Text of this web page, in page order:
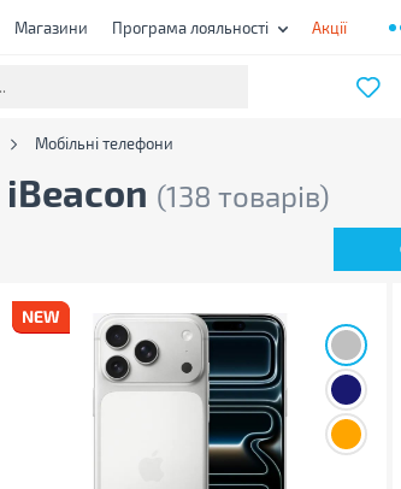
Магазини Програма лояльності Акції
Мобільні телефони
(138 товарів)